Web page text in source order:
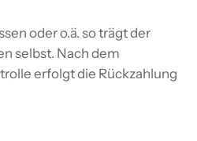
oder o.ä. so trägt der
selbst. Nach dem
erfolgt die Rückzahlung